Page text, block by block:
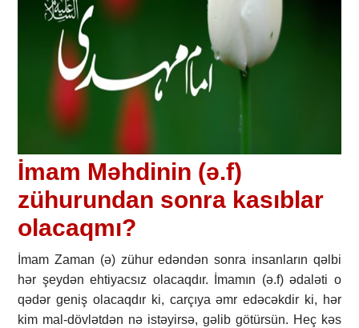
İmam Məhdinin (ə.f)
zühurundan sonra kasıblar
olacaqmı?
İmam Zaman (ə) zühur edəndən sonra insanların qəlbi
hər şeydən ehtiyacsız olacaqdır. İmamın (ə.f) ədaləti o
qədər geniş olacaqdır ki, carçıya əmr edəcəkdir ki, hər
kim mal-dövlətdən nə istəyirsə, gəlib götürsün. Heç kəs